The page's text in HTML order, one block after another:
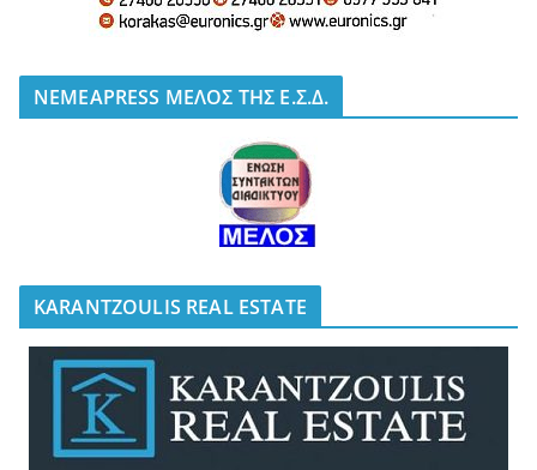
NEMEAPRESS ΜΕΛΟΣ ΤΗΣ Ε.Σ.Δ.
KARANTZOULIS REAL ESTATE